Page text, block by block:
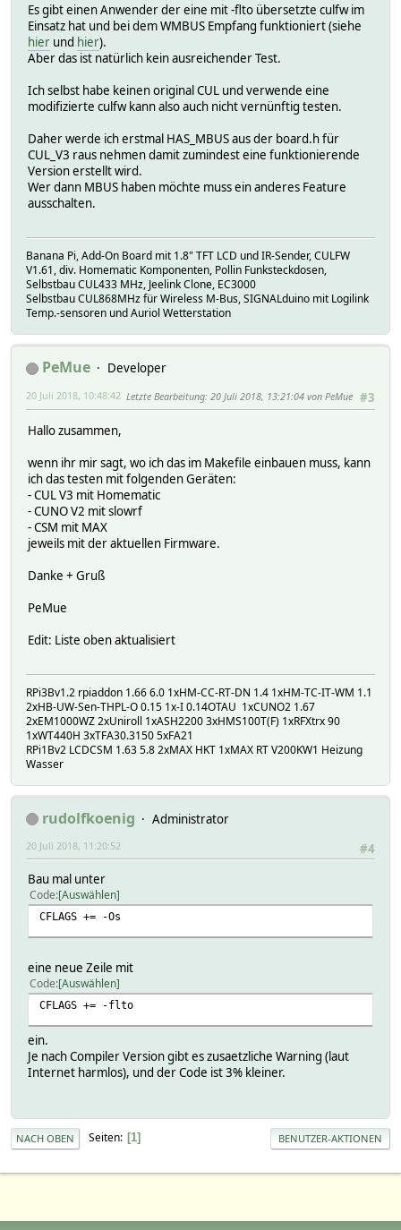
Es gibt einen Anwender der eine mit -flto übersetzte culfw im
Einsatz hat und bei dem WMBUS Empfang funktioniert (siehe
hier und hier).
Aber das ist natürlich kein ausreichender Test.
Ich selbst habe keinen original CUL und verwende eine
modifizierte culfw kann also auch nicht vernünftig testen.
Daher werde ich erstmal HAS_MBUS aus der board.h für
CUL_V3 raus nehmen damit zumindest eine funktionierende
Version erstellt wird.
Wer dann MBUS haben möchte muss ein anderes Feature
ausschalten.
Banana Pi, Add-On Board mit 1.8" TFT LCD und IR-Sender, CULFW
V1.61, div. Homematic Komponenten, Pollin Funksteckdosen,
Selbstbau CUL433 MHz, Jeelink Clone, EC3000
Selbstbau CUL868MHz für Wireless M-Bus, SIGNALduino mit Logilink
Temp.-sensoren und Auriol Wetterstation
PeMue
Developer
#3
20 Juli 2018, 10:48:42 Letzte Bearbeitung: 20 Juli 2018, 13:21:04 von PeMue
Hallo zusammen,
wenn ihr mir sagt, wo ich das im Makefile einbauen muss, kann
ich das testen mit folgenden Geräten:
- CUL V3 mit Homematic
- CUNO V2 mit slowrf
- CSM mit MAX
jeweils mit der aktuellen Firmware.
Danke + Gruß
PeMue
Edit: Liste oben aktualisiert
RPi3Bv1.2 rpiaddon 1.66 6.0 1xHM-CC-RT-DN 1.4 1xHM-TC-IT-WM 1.1
2xHB-UW-Sen-THPL-O 0.15 1x-I 0.14OTAU 1xCUNO2 1.67
2xEM1000WZ 2xUniroll 1xASH2200 3xHMS100T(F) 1xRFXtrx 90
1xWT440H 3xTFA30.3150 5xFA21
RPi1Bv2 LCDCSM 1.63 5.8 2xMAX HKT 1xMAX RT V200KW1 Heizung
Wasser
rudolfkoenig
Administrator
#4
20 Juli 2018, 11:20:52
Bau mal unter
Code Auswählen
CFLAGS += -Os
eine neue Zeile mit
Code Auswählen
CFLAGS += -flto
ein.
Je nach Compiler Version gibt es zusaetzliche Warning (laut
Internet harmlos), und der Code ist 3% kleiner.
NACH OBEN Seiten 1 BENUTZER-AKTIONEN